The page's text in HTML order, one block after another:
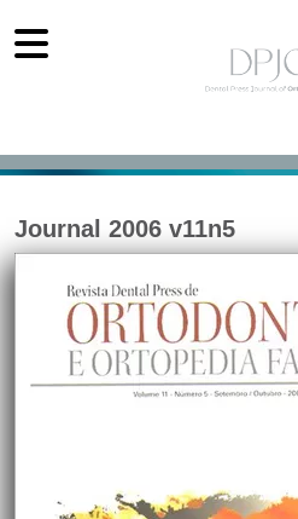
Journal 2006 v11n5